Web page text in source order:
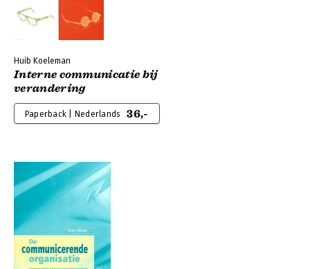
Huib Koeleman
Interne communicatie bij
verandering
Paperback | Nederlands 36,-